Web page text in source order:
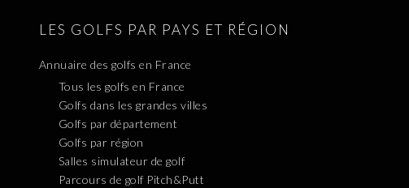
LES GOLFS PAR PAYS ET RÉGION
Annuaire des golfs en France
Tous les golfs en France
Golfs dans les grandes villes
Golfs par département
Golfs par région
Salles simulateur de golf
Parcours de golf Pitch&Putt